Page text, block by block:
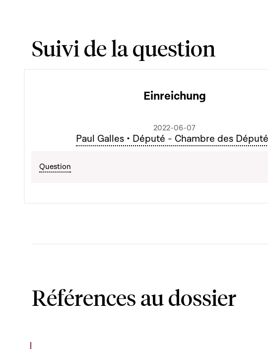
Suivi de la question
Einreichung
2022-06-07
Paul Galles • Député - Chambre des
Question
Références au dossier